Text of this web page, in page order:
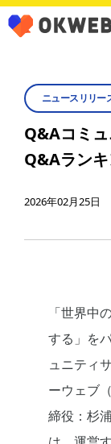
ニュースリリー
Q&Aコミ
Q&Aラン
2026年02月25日
「世界中
する」を
ュニティ
ーウェブ
締役：杉